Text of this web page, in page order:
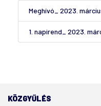
Meghívó_ 2023.
1. napirend_ 2023.
KÖZGYŰLÉS